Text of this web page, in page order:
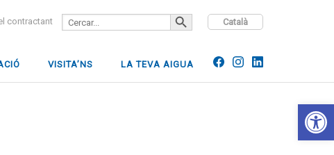
Català
contractant
Search
for:
SEARCH BUTTON
VISITA’NS LA TEVA AIGUA